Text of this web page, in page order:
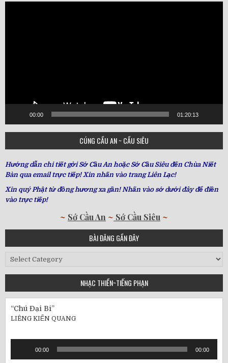
00:00 01:20:13
CÚNG CẦU AN ~ CẦU SIÊU
Hướng dẫn chi tiết gởi Sớ Cầu An hoặc Sớ Cầu Siêu đến Chùa Niết
Bàn qua email trực tiếp! Xin nhấn vào trang Liên Lạc!
Xin quý Phật tử đồng hương xa gần! Nhấn vào sớ dưới đây để điền
vào trực tiếp!
~ Sớ Cầu An ~ Sớ Cầu Siêu ~
BÀI ĐĂNG GẦN ĐÂY
Bài
Gần
NHẠC THIỀN~TIẾNG PHẠN
“Chú Đại Bi”
LIÊNG KIẾN QUANG
00:00 00:00